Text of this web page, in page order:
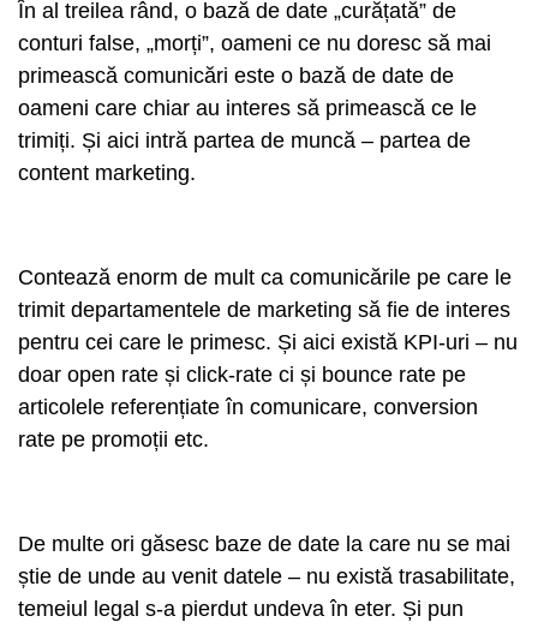
În al treilea rând, o bază de date „curățată” de
conturi false, „morți”, oameni ce nu doresc să mai
primească comunicări este o bază de date de
oameni care chiar au interes să primească ce le
trimiți. Și aici intră partea de muncă – partea de
content marketing.
Contează enorm de mult ca comunicările pe care le
trimit departamentele de marketing să fie de interes
pentru cei care le primesc. Și aici există KPI-uri – nu
doar open rate și click-rate ci și bounce rate pe
articolele referențiate în comunicare, conversion
rate pe promoții etc.
De multe ori găsesc baze de date la care nu se mai
știe de unde au venit datele – nu există trasabilitate,
temeiul legal s-a pierdut undeva în eter. Și pun